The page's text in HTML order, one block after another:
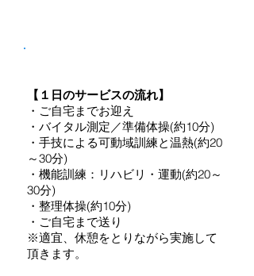
【１日のサービスの流れ】
・ご自宅までお迎え
・バイタル測定／準備体操(約10分)
・手技による可動域訓練と温熱(約20
～30分)
・機能訓練：リハビリ・運動(約20～
30分)
・整理体操(約10分)
・ご自宅まで送り
※適宜、休憩をとりながら実施して
頂きます。